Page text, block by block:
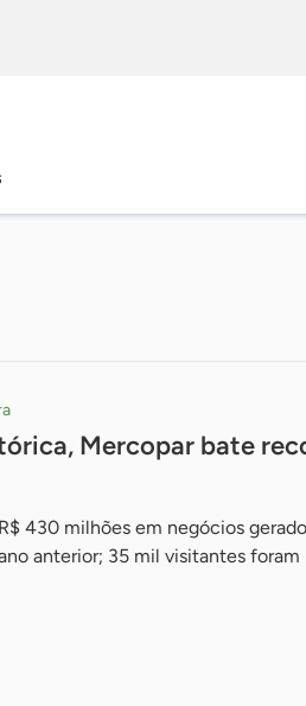
Mercopar bate
430 milhões em negócios
anterior; 35 mil visitantes